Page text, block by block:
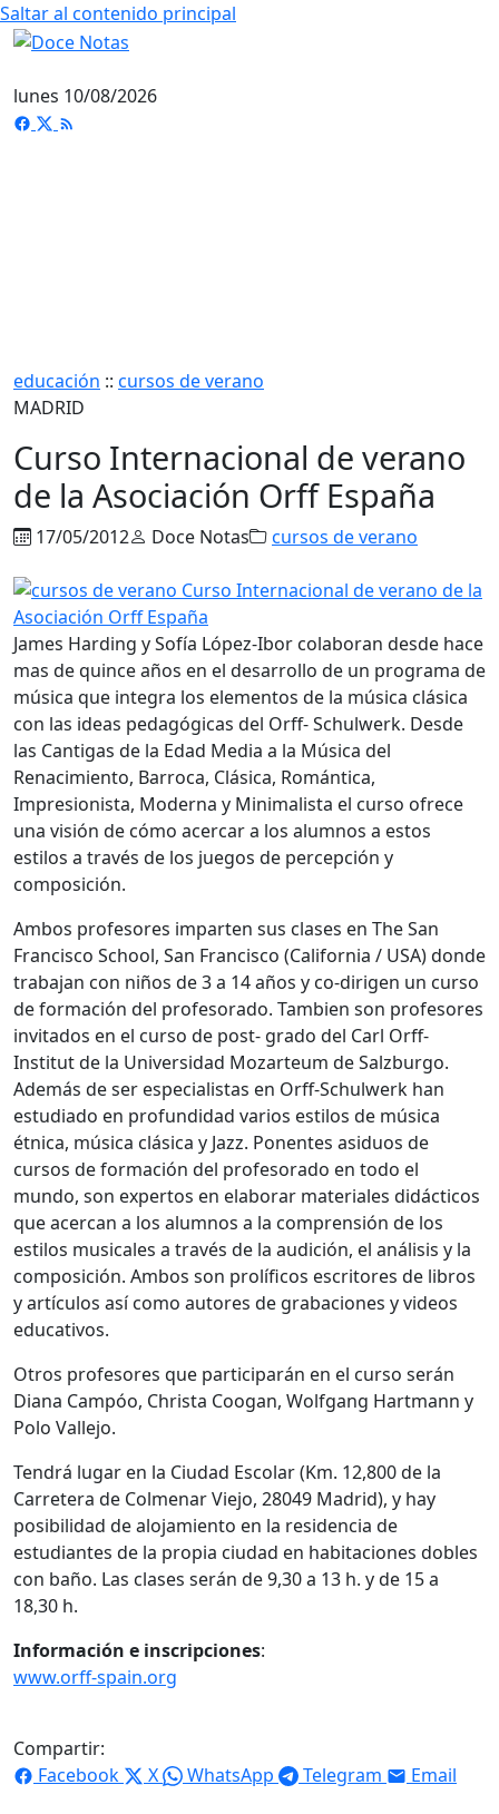
Saltar al contenido principal
lunes 10/08/2026
educación :: cursos de verano
MADRID
Curso Internacional de verano
de la Asociación Orff España
17/05/2012 Doce Notas cursos de verano
James Harding y Sofía López-Ibor colaboran desde hace
mas de quince años en el desarrollo de un programa de
música que integra los elementos de la música clásica
con las ideas pedagógicas del Orff- Schulwerk. Desde
las Cantigas de la Edad Media a la Música del
Renacimiento, Barroca, Clásica, Romántica,
Impresionista, Moderna y Minimalista el curso ofrece
una visión de cómo acercar a los alumnos a estos
estilos a través de los juegos de percepción y
composición.
Ambos profesores imparten sus clases en The San
Francisco School, San Francisco (California / USA) donde
trabajan con niños de 3 a 14 años y co-dirigen un curso
de formación del profesorado. Tambien son profesores
invitados en el curso de post- grado del Carl Orff-
Institut de la Universidad Mozarteum de Salzburgo.
Además de ser especialistas en Orff-Schulwerk han
estudiado en profundidad varios estilos de música
étnica, música clásica y Jazz. Ponentes asiduos de
cursos de formación del profesorado en todo el
mundo, son expertos en elaborar materiales didácticos
que acercan a los alumnos a la comprensión de los
estilos musicales a través de la audición, el análisis y la
composición. Ambos son prolíficos escritores de libros
y artículos así como autores de grabaciones y videos
educativos.
Otros profesores que participarán en el curso serán
Diana Campóo, Christa Coogan, Wolfgang Hartmann y
Polo Vallejo.
Tendrá lugar en la Ciudad Escolar (Km. 12,800 de la
Carretera de Colmenar Viejo, 28049 Madrid), y hay
posibilidad de alojamiento en la residencia de
estudiantes de la propia ciudad en habitaciones dobles
con baño. Las clases serán de 9,30 a 13 h. y de 15 a
18,30 h.
Información e inscripciones:
www.orff-spain.org
Compartir:
Facebook
X WhatsApp Telegram Email